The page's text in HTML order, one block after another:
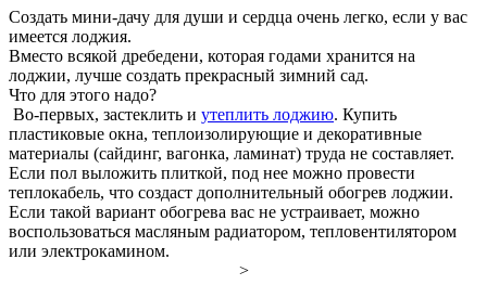
Создать мини-дачу для души и сердца очень легко, если у вас
имеется лоджия.
Вместо всякой дребедени, которая годами хранится на
лоджии, лучше создать прекрасный зимний сад.
Что для этого надо?
Во-первых, застеклить и утеплить лоджию. Купить
пластиковые окна, теплоизолирующие и декоративные
материалы (сайдинг, вагонка, ламинат) труда не составляет.
Если пол выложить плиткой, под нее можно провести
теплокабель, что создаст дополнительный обогрев лоджии.
Если такой вариант обогрева вас не устраивает, можно
воспользоваться масляным радиатором, тепловентилятором
или электрокамином.
>